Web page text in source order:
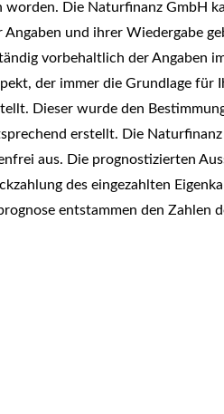
Die Naturfinanz GmbH
und ihrer Wiedergabe
vorbehaltlich der Angaben
der immer die Grundlage für
Dieser wurde den
erstellt. Die
aus. Die prognostizierten
des eingezahlten
entstammen den Zahlen